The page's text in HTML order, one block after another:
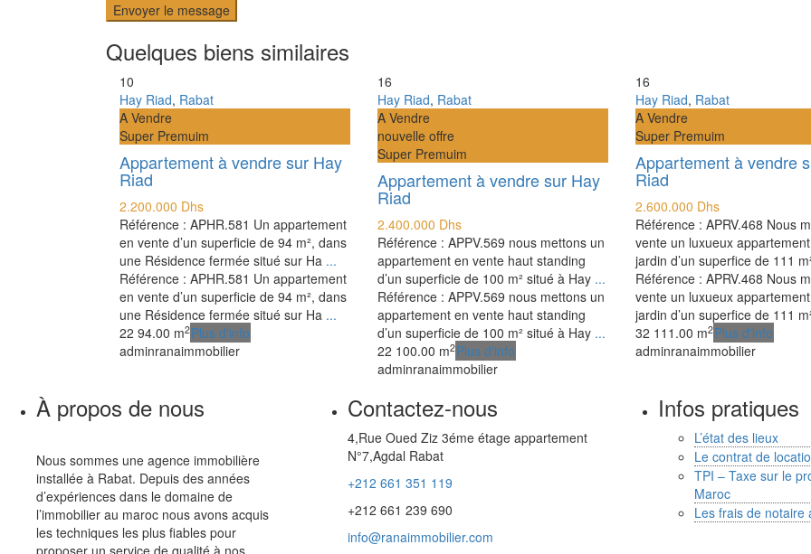
Envoyer le message
Quelques biens similaires
10
Hay Riad, Rabat
A Vendre
Super Premuim
Appartement à vendre sur Hay
Riad
2.200.000 Dhs
Référence : APHR.581 Un appartement
en vente d’un superficie de 94 m², dans
une Résidence fermée situé sur Ha ...
Référence : APHR.581 Un appartement
en vente d’un superficie de 94 m², dans
une Résidence fermée situé sur Ha ...
22 94.00 m2Plus d'info
adminranaimmobilier
16
Hay Riad, Rabat
A Vendre
nouvelle offre
Super Premuim
Appartement à vendre sur Hay
Riad
2.400.000 Dhs
Référence : APPV.569 nous mettons un
appartement en vente haut standing
d’un superficie de 100 m² situé à Hay ...
Référence : APPV.569 nous mettons un
appartement en vente haut standing
d’un superficie de 100 m² situé à Hay ...
22 100.00 m2Plus d'info
adminranaimmobilier
16
Hay Riad, Rabat
A Vendre
Super Premuim
Appartement à vendre
Riad
2.600.000 Dhs
Référence : APRV.468 Nous
vente un luxueux
jardin d’un superfice de 111
Référence : APRV.468 Nous
vente un luxueux
jardin d’un superfice de 111
32 111.00 m2Plus d'info
adminranaimmobilier
À propos de nous
Nous sommes une agence immobilière
installée à Rabat. Depuis des années
d’expériences dans le domaine de
l’immobilier au maroc nous avons acquis
les techniques les plus fiables pour
Contactez-nous
4,Rue Oued Ziz 3éme étage appartement
N°7,Agdal Rabat
+212 661 351 119
+212 661 239 690
info@ranaimmobilier.com
Infos pratiques
L’état des lieux
Le contrat de
TPI – Taxe sur le
Maroc
Les frais de notaire